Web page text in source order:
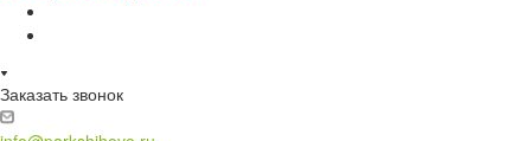
Заказать звонок